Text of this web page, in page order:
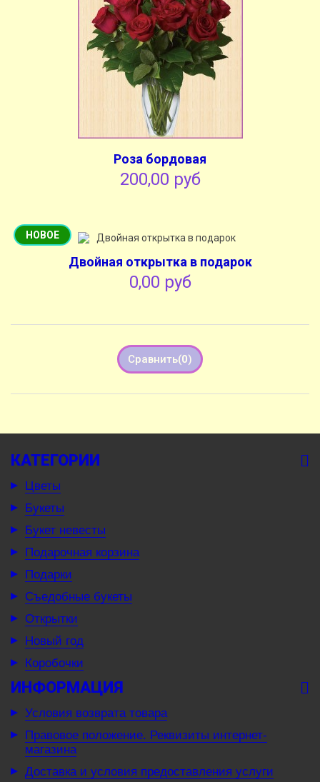
Роза бордовая
200,00 руб
НОВОЕ
Двойная открытка в подарок
0,00 руб
Сравнить(0)
КАТЕГОРИИ
Цветы
Букеты
Букет невесты
Подарочная корзина
Подарки
Съедобные букеты
Открытки
Новый год
Коробочки
ИНФОРМАЦИЯ
Условия возврата товара
Правовое положение. Реквизиты интернет-
магазина
Доставка и условия предоставления услуги